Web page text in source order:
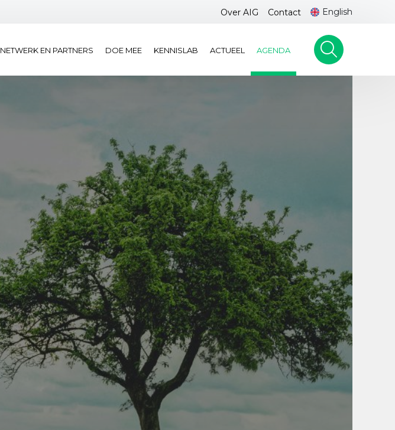
Over AIG Contact English
NETWERK EN PARTNERS DOE MEE KENNISLAB ACTUEEL AGENDA